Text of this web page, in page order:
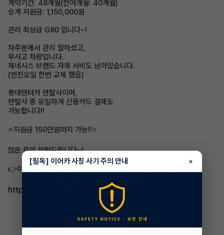
계약기간: 48개월(잔여개월: 40개월)
승계 지원금: 1,150,000원
관리 최상급 G80 입니다~!
차주분께서 관리 잘하셨고,
무사고 차량입니다.
제네시스 브랜드 자체 서비도 남아있습니다.
(엔진오일 한번 교체 했음)
롯데렌터카 렌탈사이며,
렌탈사 중 유일하게 신용카드 결제도
가능합니다!!
⭐지원금 150만원까지 가능!!⭐
많은 문의 부탁드립니다~!
👉이어카에서 자세히 보기​
https://app.eacar.co.kr/share/eacar/6737
[필독] 이어카 사칭 사기 주의 안내 ×